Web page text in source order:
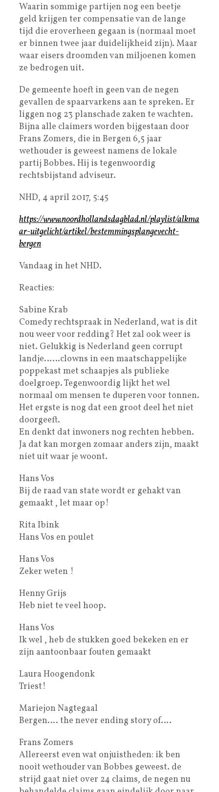
Waarin sommige partijen nog een beetje
geld krijgen ter compensatie van de lange
tijd die eroverheen gegaan is (normaal moet
er binnen twee jaar duidelijkheid zijn). Maar
waar eisers droomden van miljoenen komen
ze bedrogen uit.
De gemeente hoeft in geen van de negen
gevallen de spaarvarkens aan te spreken. Er
liggen nog 23 planschade zaken te wachten.
Bijna alle claimers worden bijgestaan door
Frans Zomers, die in Bergen 6,5 jaar
wethouder is geweest namens de lokale
partij Bobbes. Hij is tegenwoordig
rechtsbijstand adviseur.
NHD, 4 april 2017, 5:45
https://www.noordhollandsdagblad.nl/playlist/alkma
ar-uitgelicht/artikel/bestemmingsplangevecht-
bergen
Vandaag in het NHD.
Reacties:
Sabine Krab
Comedy rechtspraak in Nederland, wat is dit
nou weer voor redding? Het zal ook weer is
niet. Gelukkig is Nederland geen corrupt
landje……clowns in een maatschappelijke
poppekast met schaapjes als publieke
doelgroep. Tegenwoordig lijkt het wel
normaal om mensen te duperen voor tonnen.
Het ergste is nog dat een groot deel het niet
doorgeeft.
En denkt dat inwoners nog rechten hebben.
Ja dat kan morgen zomaar anders zijn, maakt
niet uit waar je woont.
Hans Vos
Bij de raad van state wordt er gehakt van
gemaakt , let maar op!
Rita Ibink
Hans Vos en poulet
Hans Vos
Zeker weten !
Henny Grijs
Heb niet te veel hoop.
Hans Vos
Ik wel , heb de stukken goed bekeken en er
zijn aantoonbaar fouten gemaakt
Laura Hoogendonk
Triest!
Mariejon Nagtegaal
Bergen…. the never ending story of….
Frans Zomers
Allereerst even wat onjuistheden: ik ben
nooit wethouder van Bobbes geweest. de
strijd gaat niet over 24 claims, de negen nu